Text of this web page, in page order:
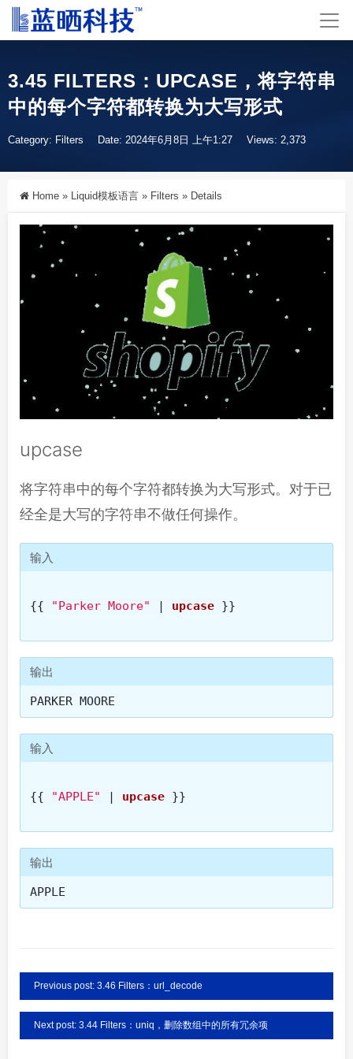
3.45 FILTERS：UPCASE，将字符串
中的每个字符都转换为大写形式
Category: Filters Date: 2024年6月8日 上午1:27 Views: 2,373
Home » Liquid模板语言 » Filters » Details
upcase
将字符串中的每个字符都转换为大写形式。对于已
经全是大写的字符串不做任何操作。
输入
{{ "Parker Moore" | upcase }}
输出
输入
{{ "APPLE" | upcase }}
输出
APPLE
Previous post: 3.46 Filters：url_decode
Next post: 3.44 Filters：uniq，删除数组中的所有冗余项